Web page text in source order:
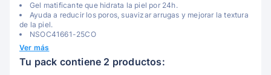
Gel matificante que hidrata la piel por 24h.
Ayuda a reducir los poros, suavizar arrugas y mejorar la textura
de la piel.
NSOC41661-25CO
Ver más
Tu pack contiene 2 productos: